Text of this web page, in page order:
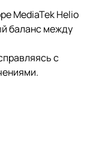
MediaTek Helio
баланс между
с